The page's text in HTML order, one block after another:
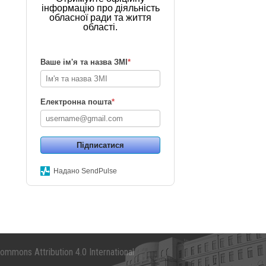
інформацію про діяльність
обласної ради та життя
області.
Ваше ім'я та назва ЗМІ*
Електронна пошта*
Підписатися
Надано SendPulse
Attribution 4.0 International